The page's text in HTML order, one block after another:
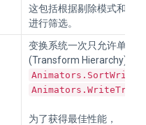
这包括根据剔除模式和可
进行筛选。
变换系统一次只允许单个
(Transform Hierarchy)。
为了获得最佳性能，